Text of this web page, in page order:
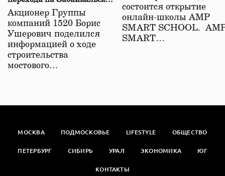
железной дороге
Акционер Группы
компаний 1520 Борис
Ушерович поделился
информацией о ходе
строительства
мостового…
состоится открытие
онлайн-школы АМР
SMART SCHOOL.
SMART…
МОСКВА ПОДМОСКОВЬЕ LIFESTYLE ОБЩЕСТВО
ПЕТЕРБУРГ СИБИРЬ УРАЛ ЭКОНОМИКА ЮГ
КОНТАКТЫ